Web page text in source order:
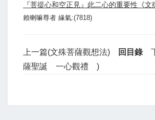
『菩提心和空正見』此二心的重要性《文
賴喇嘛尊者 緣氣:(7818)
上一篇(文殊菩薩觀想法) 回目錄
薩聖誕 一心觀禮 )